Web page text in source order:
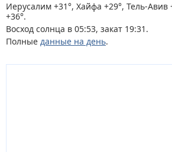
Иерусалим +31°, Хайфа +29°, Тель-
+36°.
Восход солнца в 05:53, закат 19:31.
Полные данные на день.